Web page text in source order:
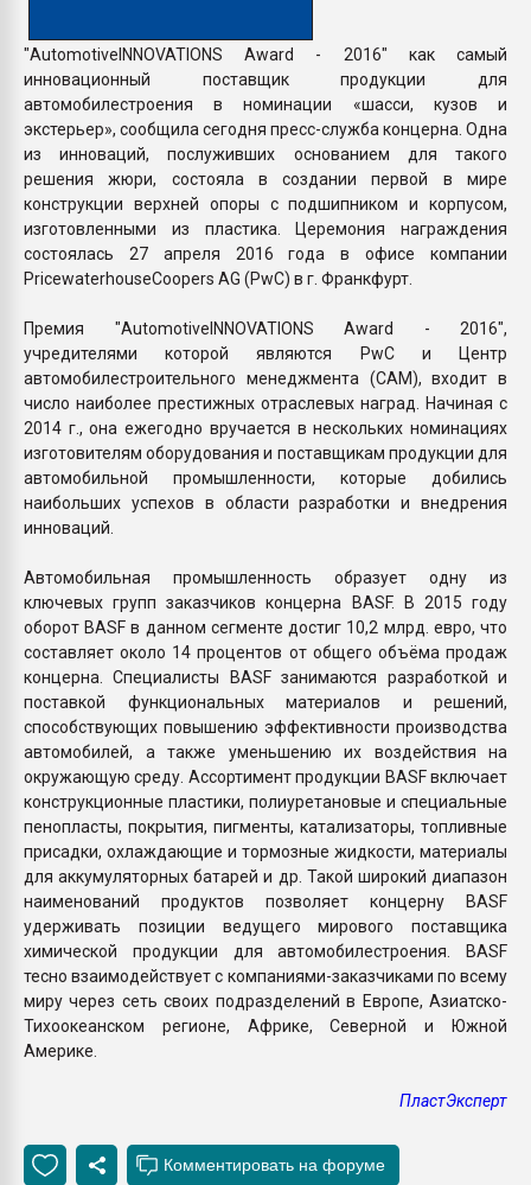
"AutomotiveINNOVATIONS Award - 2016" как самый
инновационный поставщик продукции для
автомобилестроения в номинации «шасси, кузов и
экстерьер», сообщила сегодня пресс-служба концерна. Одна
из инноваций, послуживших основанием для такого
решения жюри, состояла в создании первой в мире
конструкции верхней опоры с подшипником и корпусом,
изготовленными из пластика. Церемония награждения
состоялась 27 апреля 2016 года в офисе компании
PricewaterhouseCoopers AG (PwC) в г. Франкфурт.
Премия "AutomotiveINNOVATIONS Award - 2016",
учредителями которой являются PwC и Центр
автомобилестроительного менеджмента (CAM), входит в
число наиболее престижных отраслевых наград. Начиная с
2014 г., она ежегодно вручается в нескольких номинациях
изготовителям оборудования и поставщикам продукции для
автомобильной промышленности, которые добились
наибольших успехов в области разработки и внедрения
инноваций.
Автомобильная промышленность образует одну из
ключевых групп заказчиков концерна BASF. В 2015 году
оборот BASF в данном сегменте достиг 10,2 млрд. евро, что
составляет около 14 процентов от общего объёма продаж
концерна. Специалисты BASF занимаются разработкой и
поставкой функциональных материалов и решений,
способствующих повышению эффективности производства
автомобилей, а также уменьшению их воздействия на
окружающую среду. Ассортимент продукции BASF включает
конструкционные пластики, полиуретановые и специальные
пенопласты, покрытия, пигменты, катализаторы, топливные
присадки, охлаждающие и тормозные жидкости, материалы
для аккумуляторных батарей и др. Такой широкий диапазон
наименований продуктов позволяет концерну BASF
удерживать позиции ведущего мирового поставщика
химической продукции для автомобилестроения. BASF
тесно взаимодействует с компаниями-заказчиками по всему
миру через сеть своих подразделений в Европе, Азиатско-
Тихоокеанском регионе, Африке, Северной и Южной
Америке.
ПластЭксперт